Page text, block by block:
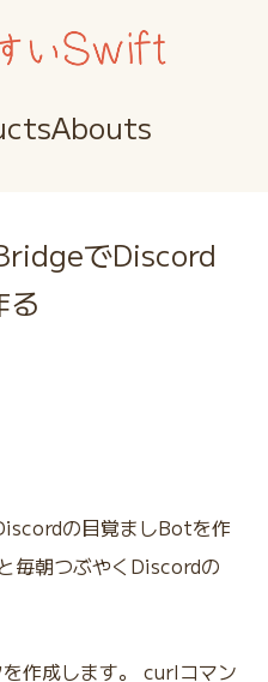
Abouts
でDiscord
る
の目覚ましBotを作
毎朝つぶやくDiscordの
作成します。 curlコマン